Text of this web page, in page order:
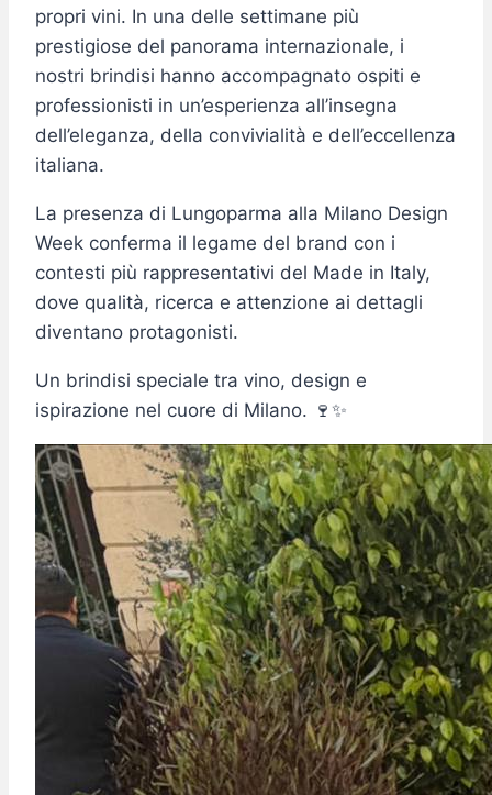
propri vini. In una delle settimane più
prestigiose del panorama internazionale, i
nostri brindisi hanno accompagnato ospiti e
professionisti in un’esperienza all’insegna
dell’eleganza, della convivialità e dell’eccellenza
italiana.
La presenza di Lungoparma alla Milano Design
Week conferma il legame del brand con i
contesti più rappresentativi del Made in Italy,
dove qualità, ricerca e attenzione ai dettagli
diventano protagonisti.
Un brindisi speciale tra vino, design e
ispirazione nel cuore di Milano. 🍷✨